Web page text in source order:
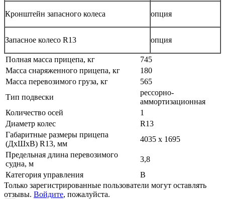
Кронштейн запасного колеса опция
Запасное колесо R13 опция
Полная масса прицепа, кг
745
Масса снаряженного прицепа, кг
180
Масса перевозимого груза, кг
565
Тип подвески
рессорно-
аммортизационная
Количество осей
1
Диаметр колес
R13
Габаритные размеры прицепа
(ДхШхВ) R13, мм
4035 х 1695
Предельная длина перевозимого
судна, м
3,8
Категория управления
B
Только зарегистрированные пользователи могут оставлять
отзывы. Войдите, пожалуйста.